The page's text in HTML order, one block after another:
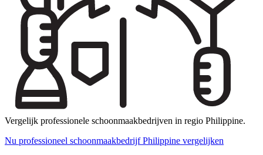
Vergelijk professionele schoonmaakbedrijven in regio Philippine.
Nu professioneel schoonmaakbedrijf Philippine vergelijken